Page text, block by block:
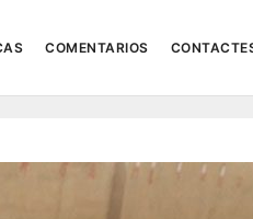
COMENTARIOS